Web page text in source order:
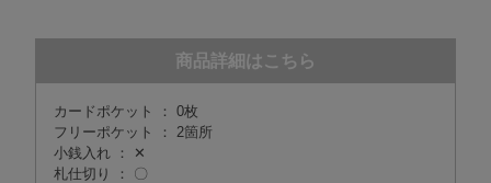
商品詳細はこちら
カードポケット ： 0枚
フリーポケット ： 2箇所
小銭入れ ： ✕
札仕切り ： 〇